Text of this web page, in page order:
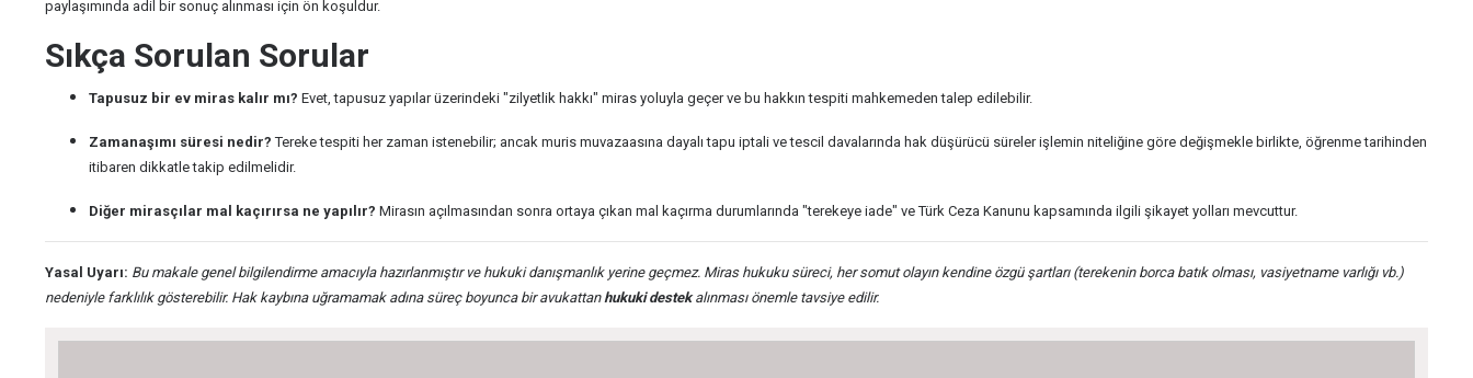
paylaşımında adil bir sonuç alınması için ön koşuldur.
Sıkça Sorulan Sorular
Tapusuz bir ev miras kalır mı? Evet, tapusuz yapılar üzerindeki "zilyetlik hakkı" miras yoluyla geçer ve bu hakkın tespiti mahkemeden talep edilebilir.
Zamanaşımı süresi nedir? Tereke tespiti her zaman istenebilir; ancak muris muvazaasına dayalı tapu iptali ve tescil davalarında hak düşürücü süreler işlemin niteliğine göre değişmekle birlikte, öğrenme tarihinden
itibaren dikkatle takip edilmelidir.
Diğer mirasçılar mal kaçırırsa ne yapılır? Mirasın açılmasından sonra ortaya çıkan mal kaçırma durumlarında "terekeye iade" ve Türk Ceza Kanunu kapsamında ilgili şikayet yolları mevcuttur.
Yasal Uyarı: Bu makale genel bilgilendirme amacıyla hazırlanmıştır ve hukuki danışmanlık yerine geçmez. Miras hukuku süreci, her somut olayın kendine özgü şartları (terekenin borca batık olması, vasiyetname varlığı vb.)
nedeniyle farklılık gösterebilir. Hak kaybına uğramamak adına süreç boyunca bir avukattanhukuki destekalınması önemle tavsiye edilir.